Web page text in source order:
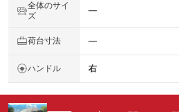
全体のサイ
ズ
―
荷台寸法 ―
ハンドル 右